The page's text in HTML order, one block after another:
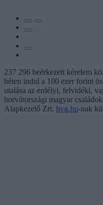
237 296 beérkezett kérelem
héten indul a 100 ezer forint
utalása az erdélyi, felvidéki,
horvátországi magyar
Alapkezelő Zrt. hvg.hu-nak